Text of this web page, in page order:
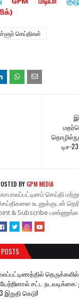
செய்திகள்
டிச-
BY GPM MEDIA
செய்தி
உடனுக்குடன்
& Subscribe பண்ணுங்க
தெருக்களில்
சட்ட
இறுதி கெடு!